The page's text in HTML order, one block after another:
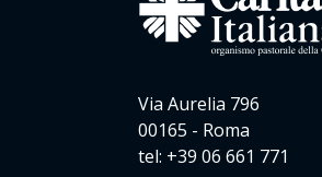
Via Aurelia 796
00165 - Roma
tel: +39 06 661 771